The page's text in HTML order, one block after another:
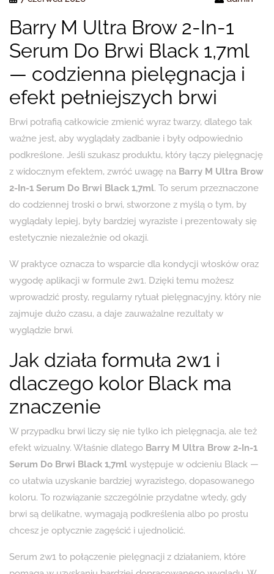
Barry M Ultra Brow 2-In-1
Serum Do Brwi Black 1,7ml
— codzienna pielęgnacja i
efekt pełniejszych brwi
Brwi potrafią całkowicie zmienić wyraz twarzy, dlatego tak
ważne jest, aby wyglądały zadbanie i były odpowiednio
podkreślone. Jeśli szukasz produktu, który łączy pielęgnację
z widocznym efektem, zwróć uwagę na Barry M Ultra Brow
2-In-1 Serum Do Brwi Black 1,7ml. To serum przeznaczone
do codziennej troski o brwi, stworzone z myślą o tym, by
wyglądały lepiej, były bardziej wyraziste i prezentowały się
estetycznie niezależnie od okazji.
W praktyce oznacza to wsparcie dla kondycji włosków oraz
wygodę aplikacji w formule 2w1. Dzięki temu możesz
wprowadzić prosty, regularny rytuał pielęgnacyjny, który nie
zajmuje dużo czasu, a daje zauważalne rezultaty w
wyglądzie brwi.
Jak działa formuła 2w1 i
dlaczego kolor Black ma
znaczenie
W przypadku brwi liczy się nie tylko ich pielęgnacja, ale też
efekt wizualny. Właśnie dlatego Barry M Ultra Brow 2-In-1
Serum Do Brwi Black 1,7ml występuje w odcieniu Black —
co ułatwia uzyskanie bardziej wyrazistego, dopasowanego
koloru. To rozwiązanie szczególnie przydatne wtedy, gdy
brwi są delikatne, wymagają podkreślenia albo po prostu
chcesz je optycznie zagęścić i ujednolicić.
Serum 2w1 to połączenie pielęgnacji z działaniem, które